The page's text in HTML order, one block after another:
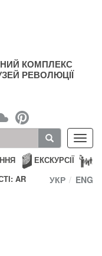
КОМПЛЕКС
РЕВОЛЮЦІЇ
ЕКСКУРСІЇ
AR
УКР ENG